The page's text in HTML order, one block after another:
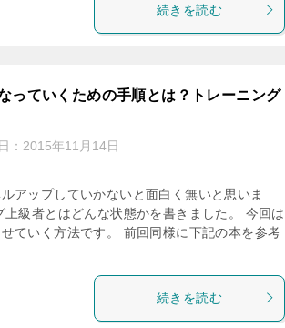
続きを読む
っていくための手順とは？トレーニング
： 2015年11月14日
アップしていかないと面白く無いと思いま
級者とはどんな状態かを書きました。 今回は
ていく方法です。 前回同様に下記の本を参考
続きを読む